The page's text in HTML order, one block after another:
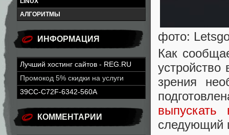
АЛГОРИТМЫ
ИНФОРМАЦИЯ
Лучший хостинг сайтов - REG.RU
Промокод 5% скидки на услуги
39CC-C72F-6342-560A
КОММЕНТАРИИ
фото:
Как
устройство
зрения
выпускать
следующий